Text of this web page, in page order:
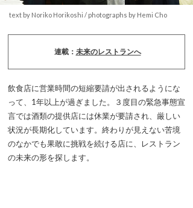
text by Noriko Horikoshi / photographs by Hemi Cho
連載： 未来のレストランへ
飲食店に営業時間の短縮要請が出されるようにな
って、1年以上が過ぎました。３度目の緊急事態宣
言では酒類の提供店には休業が要請され、厳しい
状況が長期化しています。終わりが見えない苦境
のなかでも果敢に挑戦を続ける店に、レストラン
の未来の形を探します。